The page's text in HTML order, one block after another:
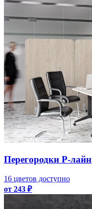
Перегородки Р-лайн
16 цветов доступно
от 243 ₽